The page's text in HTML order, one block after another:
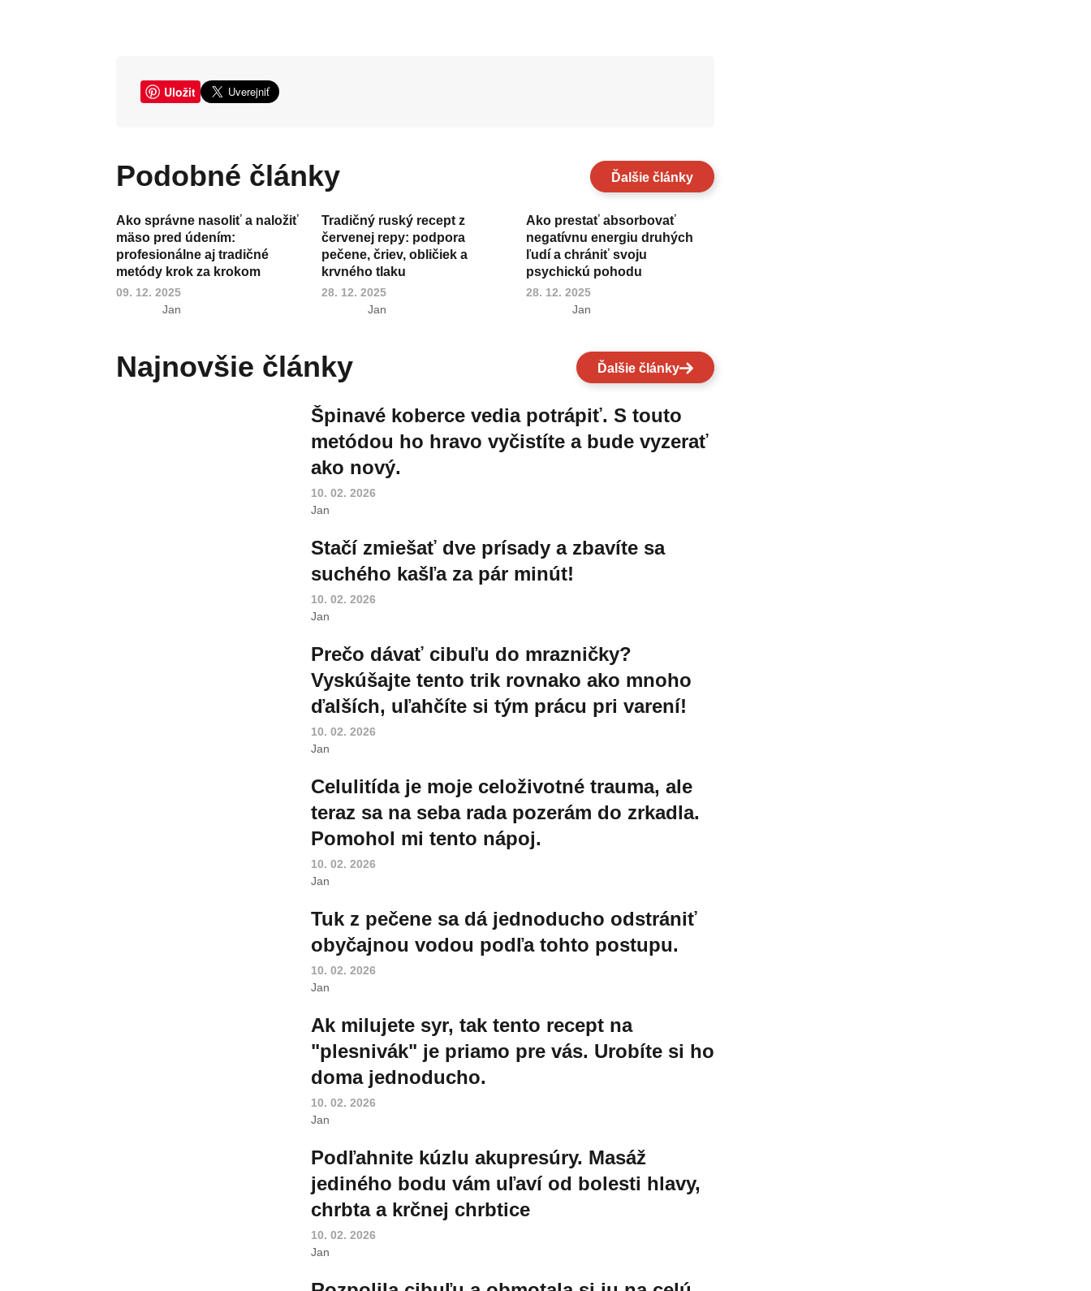
Uložit
Podobné články Ďalšie články
Ako správne nasoliť a naložiť
mäso pred údením:
profesionálne aj tradičné
metódy krok za krokom
09. 12. 2025
Jan
Tradičný ruský recept z
červenej repy: podpora
pečene, čriev, obličiek a
krvného tlaku
28. 12. 2025
Jan
Ako prestať absorbovať
negatívnu energiu druhých
ľudí a chrániť svoju
psychickú pohodu
28. 12. 2025
Jan
Najnovšie články Ďalšie články
Špinavé koberce vedia potrápiť. S touto
metódou ho hravo vyčistíte a bude vyzerať
ako nový.
10. 02. 2026
Jan
Stačí zmiešať dve prísady a zbavíte sa
suchého kašľa za pár minút!
10. 02. 2026
Jan
Prečo dávať cibuľu do mrazničky?
Vyskúšajte tento trik rovnako ako mnoho
ďalších, uľahčíte si tým prácu pri varení!
10. 02. 2026
Jan
Celulitída je moje celoživotné trauma, ale
teraz sa na seba rada pozerám do zrkadla.
Pomohol mi tento nápoj.
10. 02. 2026
Jan
Tuk z pečene sa dá jednoducho odstrániť
obyčajnou vodou podľa tohto postupu.
10. 02. 2026
Jan
Ak milujete syr, tak tento recept na
"plesnivák" je priamo pre vás. Urobíte si ho
doma jednoducho.
10. 02. 2026
Jan
Podľahnite kúzlu akupresúry. Masáž
jediného bodu vám uľaví od bolesti hlavy,
chrbta a krčnej chrbtice
10. 02. 2026
Jan